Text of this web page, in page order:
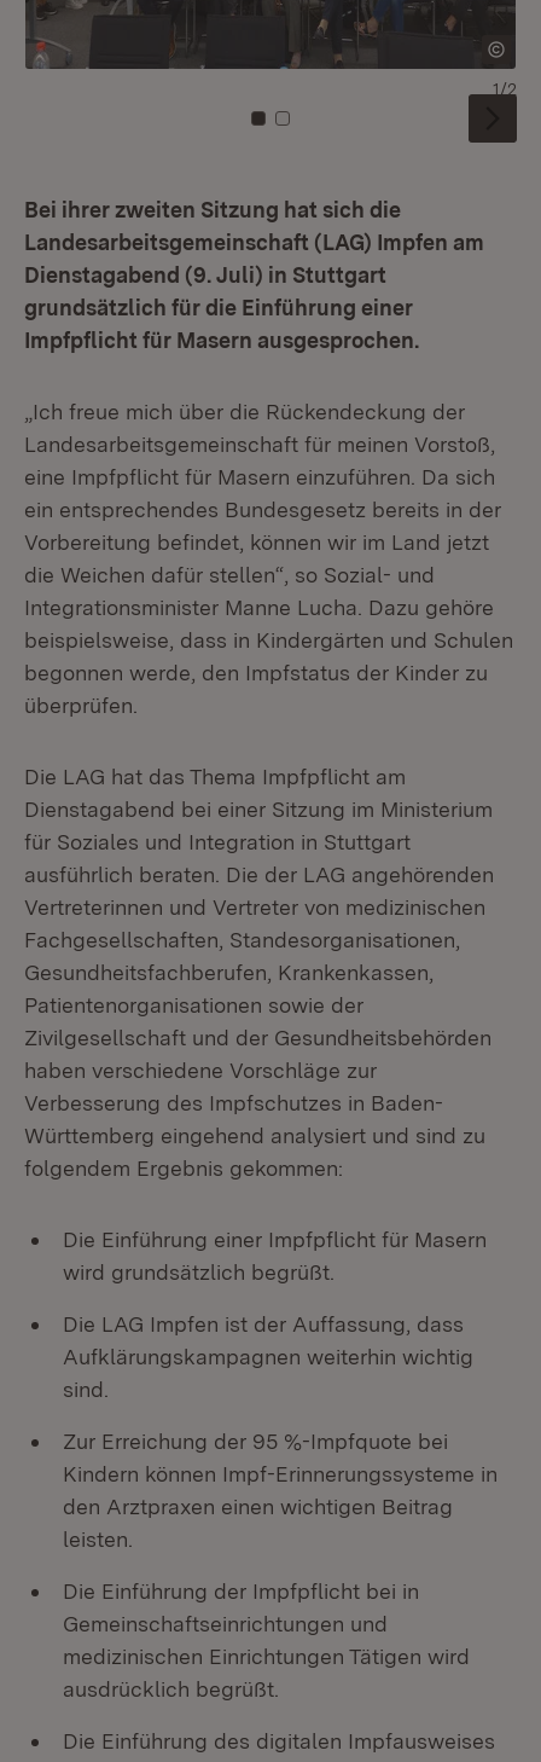
Zu Kachel: 0
Zu Kachel: 1
1/2
Bei ihrer zweiten Sitzung hat sich die
Landesarbeitsgemeinschaft (LAG) Impfen am
Dienstagabend (9. Juli) in Stuttgart
grundsätzlich für die Einführung einer
Impfpflicht für Masern ausgesprochen.
„Ich freue mich über die Rückendeckung der
Landesarbeitsgemeinschaft für meinen Vorstoß,
eine Impfpflicht für Masern einzuführen. Da sich
ein entsprechendes Bundesgesetz bereits in der
Vorbereitung befindet, können wir im Land jetzt
die Weichen dafür stellen“, so Sozial- und
Integrationsminister Manne Lucha. Dazu gehöre
beispielsweise, dass in Kindergärten und Schulen
begonnen werde, den Impfstatus der Kinder zu
überprüfen.
Die LAG hat das Thema Impfpflicht am
Dienstagabend bei einer Sitzung im Ministerium
für Soziales und Integration in Stuttgart
ausführlich beraten. Die der LAG angehörenden
Vertreterinnen und Vertreter von medizinischen
Fachgesellschaften, Standesorganisationen,
Gesundheitsfachberufen, Krankenkassen,
Patientenorganisationen sowie der
Zivilgesellschaft und der Gesundheitsbehörden
haben verschiedene Vorschläge zur
Verbesserung des Impfschutzes in Baden-
Württemberg eingehend analysiert und sind zu
folgendem Ergebnis gekommen:
Die Einführung einer Impfpflicht für Masern
wird grundsätzlich begrüßt.
Die LAG Impfen ist der Auffassung, dass
Aufklärungskampagnen weiterhin wichtig
sind.
Zur Erreichung der 95 %-Impfquote bei
Kindern können Impf-Erinnerungssysteme in
den Arztpraxen einen wichtigen Beitrag
leisten.
Die Einführung der Impfpflicht bei in
Gemeinschaftseinrichtungen und
medizinischen Einrichtungen Tätigen wird
ausdrücklich begrüßt.
Die Einführung des digitalen Impfausweises